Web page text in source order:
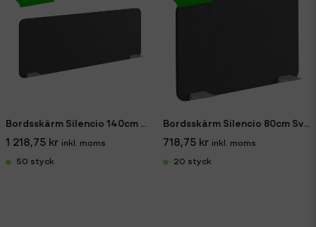
Bordsskärm Silencio 140cm Svart
1 218,75 kr
50 styck
Bordsskärm Silencio 80cm Svart
718,75 kr
20 styck